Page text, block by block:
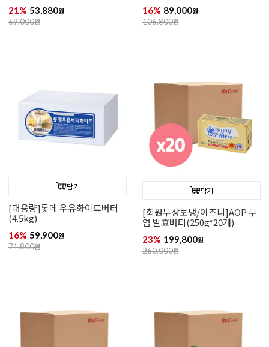
21% 53,880원
69,000원
16% 89,000원
106,800원
담기
[대용량]롯데 우유화이트버터
(4.5kg)
16% 59,900원
71,800원
담기
[회원무상보냉/이즈니]AOP 무
염 발효버터(250g*20개)
23% 199,800원
260,000원